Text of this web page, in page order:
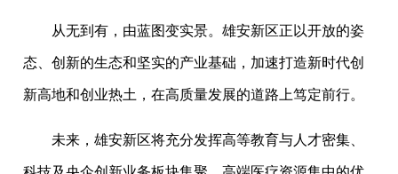
从无到有，由蓝图变实景。雄安新区正以开放的姿
态、创新的生态和坚实的产业基础，加速打造新时代创
新高地和创业热土，在高质量发展的道路上笃定前行。
未来，雄安新区将充分发挥高等教育与人才密集、